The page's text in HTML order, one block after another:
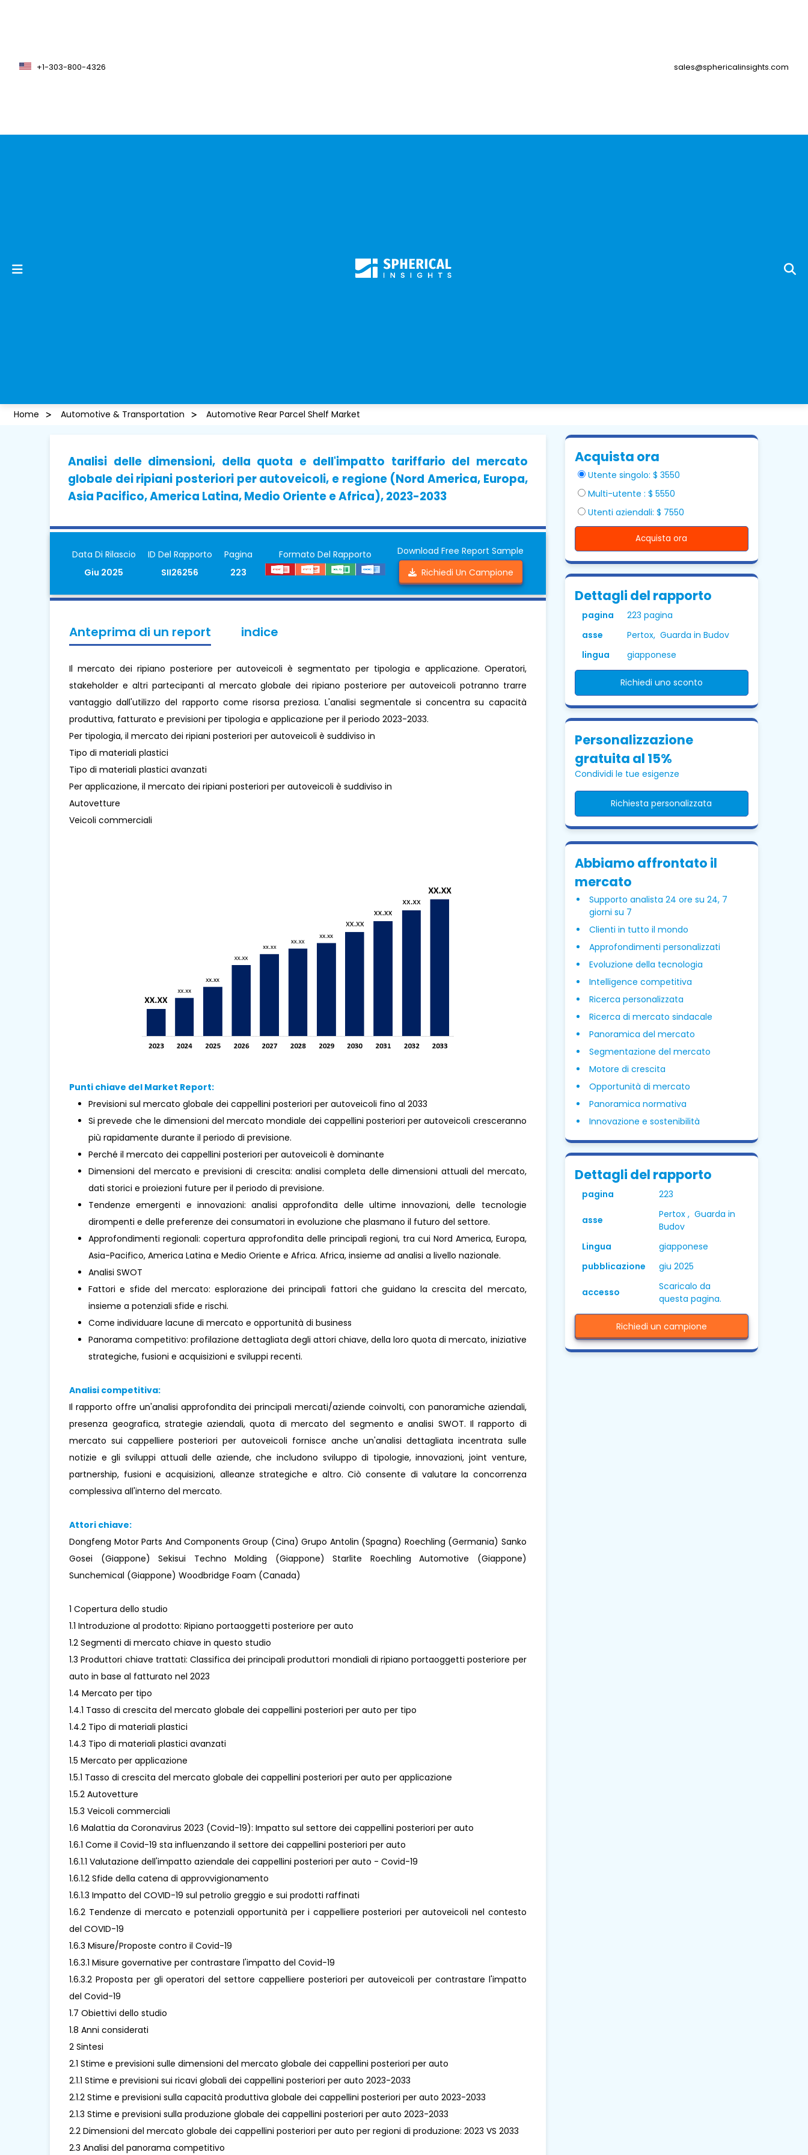
+1-303-800-4326 sales@sphericalinsights.com
Home Automotive & Transportation Automotive Rear Parcel Shelf Market
Analisi delle dimensioni, della quota e dell'impatto tariffario del mercato
globale dei ripiani posteriori per autoveicoli, e regione (Nord America, Europa,
Asia Pacifico, America Latina, Medio Oriente e Africa), 2023-2033
Data Di Rilascio
Giu 2025
ID Del Rapporto
SII26256
Pagina
223
Formato Del Rapporto
Download Free Report Sample
Richiedi Un Campione
Anteprima di un report indice
Il mercato dei ripiano posteriore per autoveicoli è segmentato per tipologia e applicazione. Operatori,
stakeholder e altri partecipanti al mercato globale dei ripiano posteriore per autoveicoli potranno trarre
vantaggio dall'utilizzo del rapporto come risorsa preziosa. L'analisi segmentale si concentra su capacità
produttiva, fatturato e previsioni per tipologia e applicazione per il periodo 2023-2033.
Per tipologia, il mercato dei ripiani posteriori per autoveicoli è suddiviso in
Tipo di materiali plastici
Tipo di materiali plastici avanzati
Per applicazione, il mercato dei ripiani posteriori per autoveicoli è suddiviso in
Autovetture
Veicoli commerciali
Punti chiave del Market Report:
Previsioni sul mercato globale dei cappellini posteriori per autoveicoli fino al 2033
Si prevede che le dimensioni del mercato mondiale dei cappellini posteriori per autoveicoli cresceranno
più rapidamente durante il periodo di previsione.
Perché il mercato dei cappellini posteriori per autoveicoli è dominante
Dimensioni del mercato e previsioni di crescita: analisi completa delle dimensioni attuali del mercato,
dati storici e proiezioni future per il periodo di previsione.
Tendenze emergenti e innovazioni: analisi approfondita delle ultime innovazioni, delle tecnologie
dirompenti e delle preferenze dei consumatori in evoluzione che plasmano il futuro del settore.
Approfondimenti regionali: copertura approfondita delle principali regioni, tra cui Nord America, Europa,
Asia-Pacifico, America Latina e Medio Oriente e Africa. Africa, insieme ad analisi a livello nazionale.
Analisi SWOT
Fattori e sfide del mercato: esplorazione dei principali fattori che guidano la crescita del mercato,
insieme a potenziali sfide e rischi.
Come individuare lacune di mercato e opportunità di business
Panorama competitivo: profilazione dettagliata degli attori chiave, della loro quota di mercato, iniziative
strategiche, fusioni e acquisizioni e sviluppi recenti.
Analisi competitiva:
Il rapporto offre un'analisi approfondita dei principali mercati/aziende coinvolti, con panoramiche aziendali,
presenza geografica, strategie aziendali, quota di mercato del segmento e analisi SWOT. Il rapporto di
mercato sui cappelliere posteriori per autoveicoli fornisce anche un'analisi dettagliata incentrata sulle
notizie e gli sviluppi attuali delle aziende, che includono sviluppo di tipologie, innovazioni, joint venture,
partnership, fusioni e acquisizioni, alleanze strategiche e altro. Ciò consente di valutare la concorrenza
complessiva all'interno del mercato.
Attori chiave:
Dongfeng Motor Parts And Components Group (Cina) Grupo Antolin (Spagna) Roechling (Germania) Sanko
Gosei (Giappone) Sekisui Techno Molding (Giappone) Starlite Roechling Automotive (Giappone)
Sunchemical (Giappone) Woodbridge Foam (Canada)
1 Copertura dello studio
1.1 Introduzione al prodotto: Ripiano portaoggetti posteriore per auto
1.2 Segmenti di mercato chiave in questo studio
1.3 Produttori chiave trattati: Classifica dei principali produttori mondiali di ripiano portaoggetti posteriore per
auto in base al fatturato nel 2023
1.4 Mercato per tipo
1.4.1 Tasso di crescita del mercato globale dei cappellini posteriori per auto per tipo
1.4.2 Tipo di materiali plastici
1.4.3 Tipo di materiali plastici avanzati
1.5 Mercato per applicazione
1.5.1 Tasso di crescita del mercato globale dei cappellini posteriori per auto per applicazione
1.5.2 Autovetture
1.5.3 Veicoli commerciali
1.6 Malattia da Coronavirus 2023 (Covid-19): Impatto sul settore dei cappellini posteriori per auto
1.6.1 Come il Covid-19 sta influenzando il settore dei cappellini posteriori per auto
1.6.1.1 Valutazione dell'impatto aziendale dei cappellini posteriori per auto - Covid-19
1.6.1.2 Sfide della catena di approvvigionamento
1.6.1.3 Impatto del COVID-19 sul petrolio greggio e sui prodotti raffinati
1.6.2 Tendenze di mercato e potenziali opportunità per i cappelliere posteriori per autoveicoli nel contesto
del COVID-19
1.6.3 Misure/Proposte contro il Covid-19
1.6.3.1 Misure governative per contrastare l'impatto del Covid-19
1.6.3.2 Proposta per gli operatori del settore cappelliere posteriori per autoveicoli per contrastare l'impatto
del Covid-19
1.7 Obiettivi dello studio
1.8 Anni considerati
2 Sintesi
2.1 Stime e previsioni sulle dimensioni del mercato globale dei cappellini posteriori per auto
2.1.1 Stime e previsioni sui ricavi globali dei cappellini posteriori per auto 2023-2033
2.1.2 Stime e previsioni sulla capacità produttiva globale dei cappellini posteriori per auto 2023-2033
2.1.3 Stime e previsioni sulla produzione globale dei cappellini posteriori per auto 2023-2033
2.2 Dimensioni del mercato globale dei cappellini posteriori per auto per regioni di produzione: 2023 VS 2033
2.3 Analisi del panorama competitivo
Acquista ora
Utente singolo: $ 3550
Multi-utente : $ 5550
Utenti aziendali: $ 7550
Acquista ora
Dettagli del rapporto
pagina
223 pagina
asse
Pertox, Guarda in Budov
lingua
giapponese
Richiedi uno sconto
Personalizzazione
gratuita al 15%
Condividi le tue esigenze
Richiesta personalizzata
Abbiamo affrontato il
mercato
Supporto analista 24 ore su 24, 7
giorni su 7
Clienti in tutto il mondo
Approfondimenti personalizzati
Evoluzione della tecnologia
Intelligence competitiva
Ricerca personalizzata
Ricerca di mercato sindacale
Panoramica del mercato
Segmentazione del mercato
Motore di crescita
Opportunità di mercato
Panoramica normativa
Innovazione e sostenibilità
Dettagli del rapporto
pagina 223
asse
Pertox , Guarda in
Budov
Lingua
giapponese
pubblicazione
giu 2025
accesso
Scaricalo da
questa pagina.
Richiedi un campione